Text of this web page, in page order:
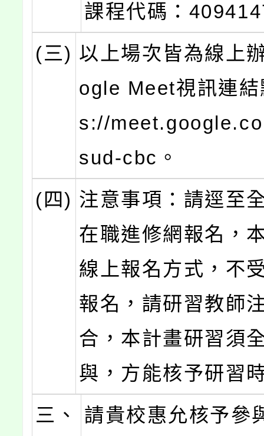
課程代碼：
(三) 以上場次皆為線上
ogle Meet視訊連
s://
sud-cbc。
(四) 注意事項：請逕至
在職進修網報名，
線上報名方式，不
報名，請研習教師
合，本計畫研習須
與，方能核予研習
三、
請貴校惠允核予參